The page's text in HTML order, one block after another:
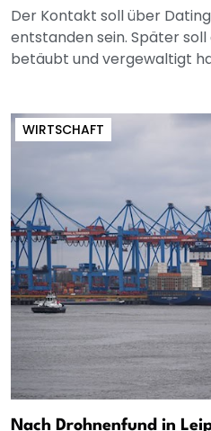
Der Kontakt soll über
entstanden sein. Später
betäubt und vergewaltigt
WIRTSCHAFT
Nach Drohnenfund in